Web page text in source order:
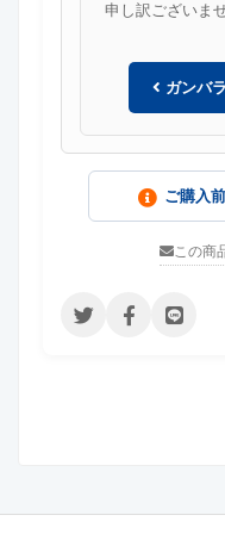
申し訳ございま
ガンバ
ご購入
この商